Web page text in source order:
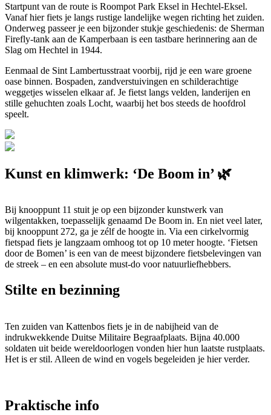
Startpunt van de route is Roompot Park Eksel in Hechtel-Eksel.
Vanaf hier fiets je langs rustige landelijke wegen richting het zuiden.
Onderweg passeer je een bijzonder stukje geschiedenis: de Sherman
Firefly-tank aan de Kamperbaan is een tastbare herinnering aan de
Slag om Hechtel in 1944.
Eenmaal de Sint Lambertusstraat voorbij, rijd je een ware groene
oase binnen. Bospaden, zandverstuivingen en schilderachtige
weggetjes wisselen elkaar af. Je fietst langs velden, landerijen en
stille gehuchten zoals Locht, waarbij het bos steeds de hoofdrol
speelt.
Kunst en klimwerk: ‘De Boom in’ 🌿
Bij knooppunt 11 stuit je op een bijzonder kunstwerk van
wilgentakken, toepasselijk genaamd De Boom in. En niet veel later,
bij knooppunt 272, ga je zélf de hoogte in. Via een cirkelvormig
fietspad fiets je langzaam omhoog tot op 10 meter hoogte. ‘Fietsen
door de Bomen’ is een van de meest bijzondere fietsbelevingen van
de streek – en een absolute must-do voor natuurliefhebbers.
Stilte en bezinning
Ten zuiden van Kattenbos fiets je in de nabijheid van de
indrukwekkende Duitse Militaire Begraafplaats. Bijna 40.000
soldaten uit beide wereldoorlogen vonden hier hun laatste rustplaats.
Het is er stil. Alleen de wind en vogels begeleiden je hier verder.
Praktische info